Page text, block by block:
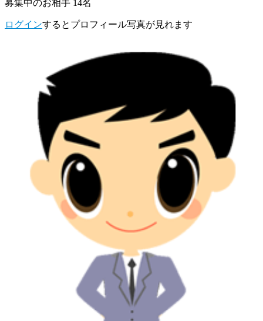
募集中のお相手 14名
ログインするとプロフィール写真が見れます